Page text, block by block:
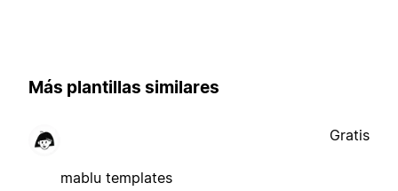
Más plantillas similares
mablu templates
Gratis